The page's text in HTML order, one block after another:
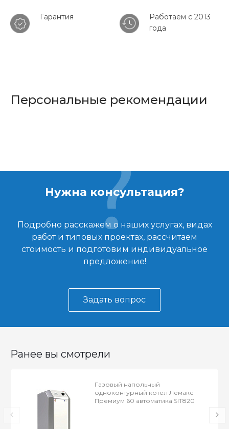
Гарантия
Работаем с 2013
года
Персональные рекомендации
Нужна консультация?
Подробно расскажем о наших услугах, видах
работ и типовых проектах, рассчитаем
стоимость и подготовим индивидуальное
предложение!
Задать вопрос
Ранее вы смотрели
Газовый напольный
одноконтурный котел Лемакс
Премиум 60 автоматика SIT820